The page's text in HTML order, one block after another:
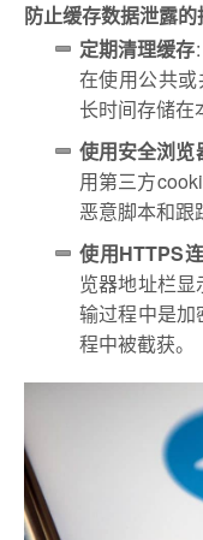
防止缓存数据泄露的
定期清理缓存
在使用公共
长时间存储在
使用安全浏览
用第三方
恶意脚本和跟
使用HTTPS
览器地址栏
输过程中是
程中被截获。